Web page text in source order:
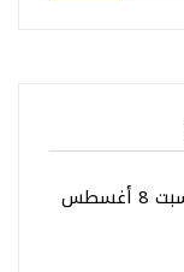
توقعـات الأبراج اليوم السبت 8 أغسطس